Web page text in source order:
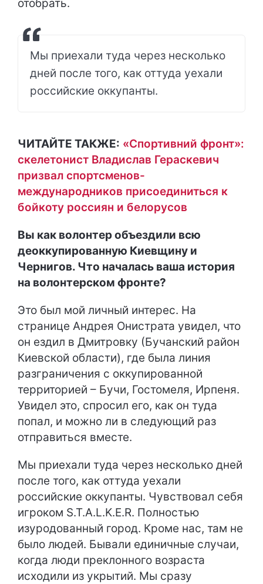
отобрать.
Мы приехали туда через несколько
дней после того, как оттуда уехали
российские оккупанты.
ЧИТАЙТЕ ТАКЖЕ: «Спортивний фронт»:
скелетонист Владислав Гераскевич
призвал спортсменов-
международников присоединиться к
бойкоту россиян и белорусов
Вы как волонтер объездили всю
деоккупированную Киевщину и
Чернигов. Что началась ваша история
на волонтерском фронте?
Это был мой личный интерес. На
странице Андрея Онистрата увидел, что
он ездил в Дмитровку (Бучанский район
Киевской области), где была линия
разграничения с оккупированной
территорией – Бучи, Гостомеля, Ирпеня.
Увидел это, спросил его, как он туда
попал, и можно ли в следующий раз
отправиться вместе.
Мы приехали туда через несколько дней
после того, как оттуда уехали
российские оккупанты. Чувствовал себя
игроком S.T.A.L.K.E.R. Полностью
изуродованный город. Кроме нас, там не
было людей. Бывали единичные случаи,
когда люди преклонного возраста
исходили из укрытий. Мы сразу